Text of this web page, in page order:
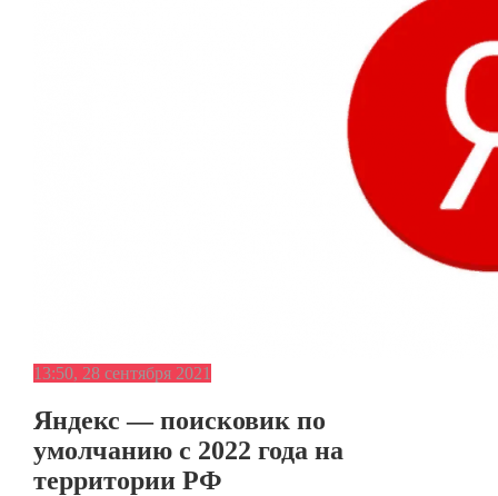
13:50, 28 сентября 2021
Яндекс — поисковик по
умолчанию с 2022 года на
территории РФ